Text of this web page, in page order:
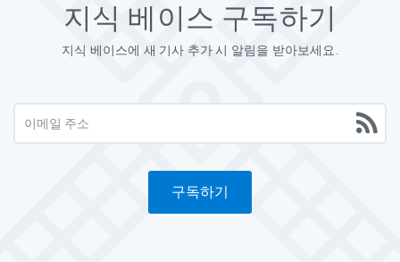
지식 베이스 구독하기
지식 베이스에 새 기사 추가 시 알림을 받아보세요.
구독하기